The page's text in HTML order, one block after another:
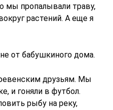
мы пропалывали траву,
растений. А еще я
от бабушкиного дома.
друзьям. Мы
и гоняли в футбол.
рыбу на реку,